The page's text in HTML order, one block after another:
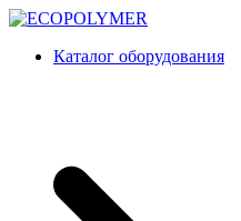
Перейти
содержимому
Каталог оборудования